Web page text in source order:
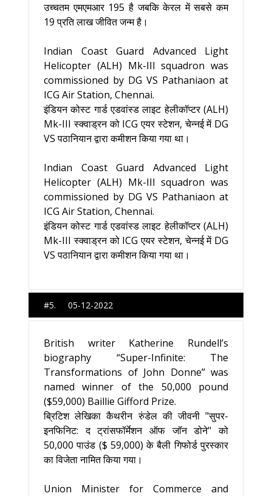
उच्चतम एमएमआर 195 है जबकि केरल में सबसे कम
19 प्रति लाख जीवित जन्म है।
Indian Coast Guard Advanced Light
Helicopter (ALH) Mk-III squadron was
commissioned by DG VS Pathaniaon at
ICG Air Station, Chennai.
इंडियन कोस्ट गार्ड एडवांस्ड लाइट हेलीकॉप्टर (ALH)
Mk-III स्क्वाड्रन को ICG एयर स्टेशन, चेन्नई में DG
VS पठानियान द्वारा कमीशन किया गया था।
Indian Coast Guard Advanced Light
Helicopter (ALH) Mk-III squadron was
commissioned by DG VS Pathaniaon at
ICG Air Station, Chennai.
इंडियन कोस्ट गार्ड एडवांस्ड लाइट हेलीकॉप्टर (ALH)
Mk-III स्क्वाड्रन को ICG एयर स्टेशन, चेन्नई में DG
VS पठानियान द्वारा कमीशन किया गया था।
#5. 05-12-2022
British writer Katherine Rundell’s
biography “Super-Infinite: The
Transformations of John Donne” was
named winner of the 50,000 pound
($59,000) Baillie Gifford Prize.
ब्रिटिश लेखिका कैथरीन रुंडेल की जीवनी "सुपर-
इनफिनिट: द ट्रांसफॉर्मेशन ऑफ जॉन डोने" को
50,000 पाउंड ($ 59,000) के बैली गिफोर्ड पुरस्कार
का विजेता नामित किया गया।
Union Minister for Commerce and